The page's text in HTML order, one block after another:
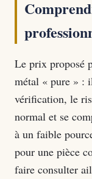
Le prix proposé
métal « pure » :
vérification, le
normal et se
à un faible
pour une pièce
faire consulter